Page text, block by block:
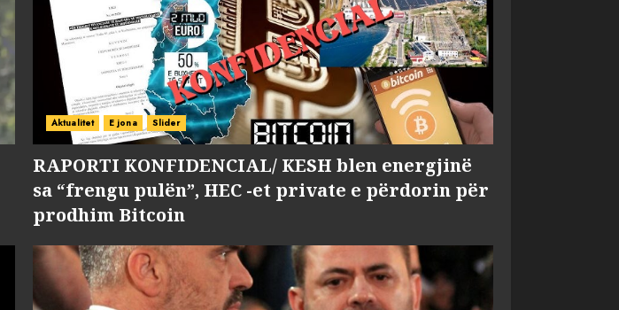
Aktualitet E jona Slider
RAPORTI KONFIDENCIAL/ KESH blen energjinë
sa “frengu pulën”, HEC -et private e përdorin për
prodhim Bitcoin